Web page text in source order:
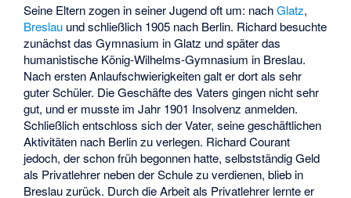
Seine Eltern zogen in seiner Jugend oft um: nachGlatz,
Breslau und schließlich 1905 nach Berlin. Richard besuchte
zunächst das Gymnasium in Glatz und später das
humanistische König-Wilhelms-Gymnasium in Breslau.
Nach ersten Anlaufschwierigkeiten galt er dort als sehr
guter Schüler. Die Geschäfte des Vaters gingen nicht sehr
gut, und er musste im Jahr 1901 Insolvenz anmelden.
Schließlich entschloss sich der Vater, seine geschäftlichen
Aktivitäten nach Berlin zu verlegen. Richard Courant
jedoch, der schon früh begonnen hatte, selbstständig Geld
als Privatlehrer neben der Schule zu verdienen, blieb in
Breslau zurück. Durch die Arbeit als Privatlehrer lernte er